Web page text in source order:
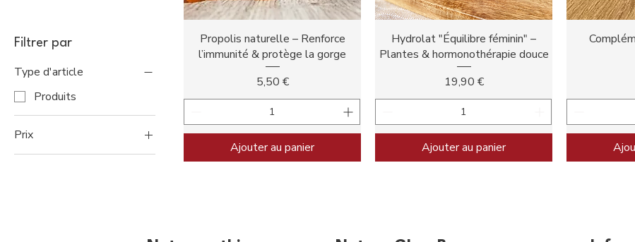
Filtrer par
Type d'article
Produits
Prix
Aperçu rapide
Propolis naturelle – Renforce
l’immunité & protège la gorge
Prix
5,50 €
Ajouter au panier
Aperçu rapide
Hydrolat "Équilibre féminin" –
Plantes & hormonothérapie douce
Prix
19,90 €
Ajouter au panier